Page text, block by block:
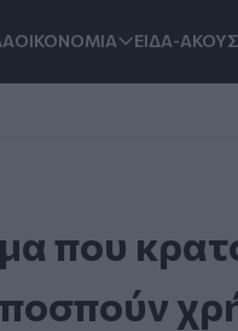
ΟΙΚΟΝΟΜΙΑ ΕΙΔΑ-
που